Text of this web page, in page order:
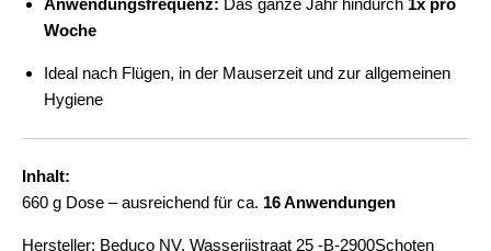
Anwendungsfrequenz: Das ganze Jahr hindurch 1x pro
Woche
Ideal nach Flügen, in der Mauserzeit und zur allgemeinen
Hygiene
Inhalt:
660 g Dose – ausreichend für ca. 16 Anwendungen
Hersteller: Beduco NV, Wasserijstraat 25 -B-2900Schoten